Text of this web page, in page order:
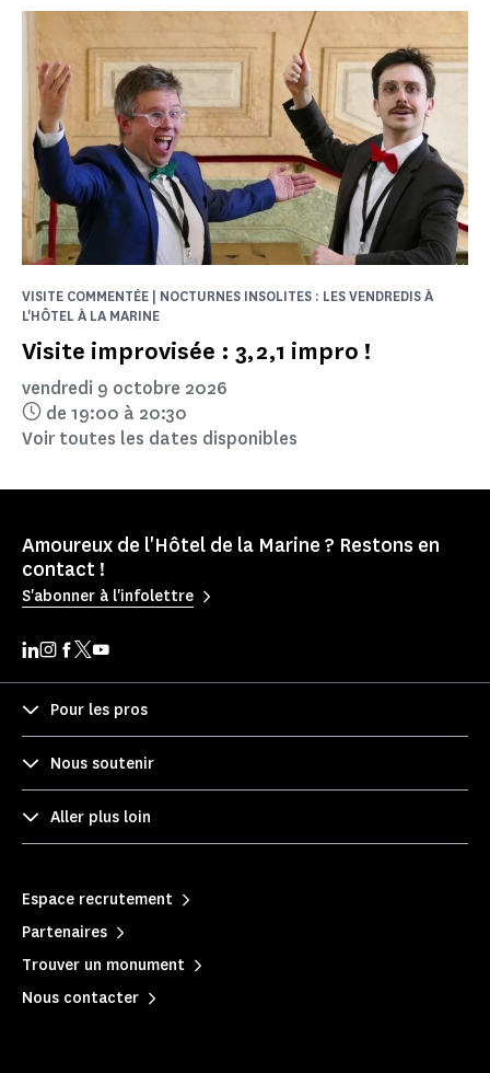
Visite improvisée : 3,2,1 impro !
VISITE COMMENTÉE | NOCTURNES INSOLITES : LES VENDREDIS À
L'HÔTEL À LA MARINE
vendredi 9 octobre 2026
de 19:00 à 20:30
Voir toutes les dates disponibles
Amoureux de l'Hôtel de la Marine ? Restons en
contact !
S'abonner à l'infolettre
Pour les pros
Nous soutenir
Aller plus loin
Espace recrutement
Partenaires
Trouver un monument
Nous contacter